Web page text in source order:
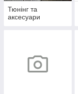
Тюнінг та
аксесуари